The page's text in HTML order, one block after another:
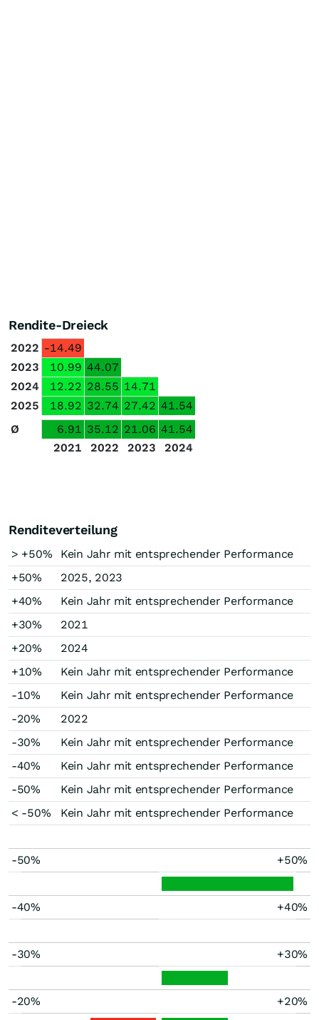
Rendite-Dreieck
2022 -14.49
2023
10.99 44.07
2024
12.22 28.55 14.71
2025
18.92 32.74 27.42 41.54
Ø
6.91 35.12 21.06 41.54
2021
2022 2023 2024
Renditeverteilung
> +50%
Kein Jahr mit entsprechender Performance
+50%
2025, 2023
+40%
Kein Jahr mit entsprechender Performance
+30%
2021
+20%
2024
+10%
Kein Jahr mit entsprechender Performance
-10%
Kein Jahr mit entsprechender Performance
-20%
2022
-30%
Kein Jahr mit entsprechender Performance
-40%
Kein Jahr mit entsprechender Performance
-50%
Kein Jahr mit entsprechender Performance
< -50%
Kein Jahr mit entsprechender Performance
-50% +50%
-40% +40%
-30% +30%
-20% +20%